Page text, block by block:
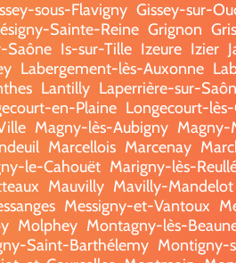
sous-Flavigny Gissey-sur-
Sainte-Reine Grignon
Saône Is-sur-Tille Izeure Izier
Labergement-lès-Auxonne
Lantilly Laperrière-sur-
en-Plaine Longecourt-
Magny-lès-Aubigny Magny-
Marcellois Marcenay
le-Cahouët Marigny-lès-
Mauvilly Mavilly-Mandelot
Messigny-et-Vantoux
Molphey Montagny-lès-
Saint-Barthélemy Montigny-